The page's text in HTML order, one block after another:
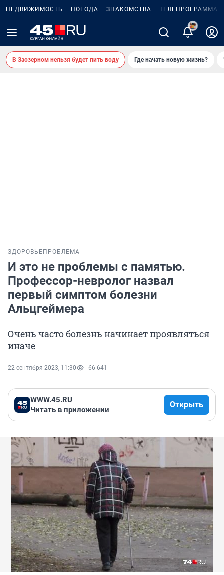
НЕДВИЖИМОСТЬ ПОГОДА ЗНАКОМСТВА ТЕЛЕПРОГРАММА
В Заозерном нельзя будет пить воду Где начать новую жизнь?
ЗДОРОВЬЕ ПРОБЛЕМА
И это не проблемы с памятью.
Профессор-невролог назвал
первый симптом болезни
Альцгеймера
Очень часто болезнь начинает проявляться
иначе
22 сентября 2023, 11:30 66 641
WWW.45.RU
Читать в приложении
Открыть